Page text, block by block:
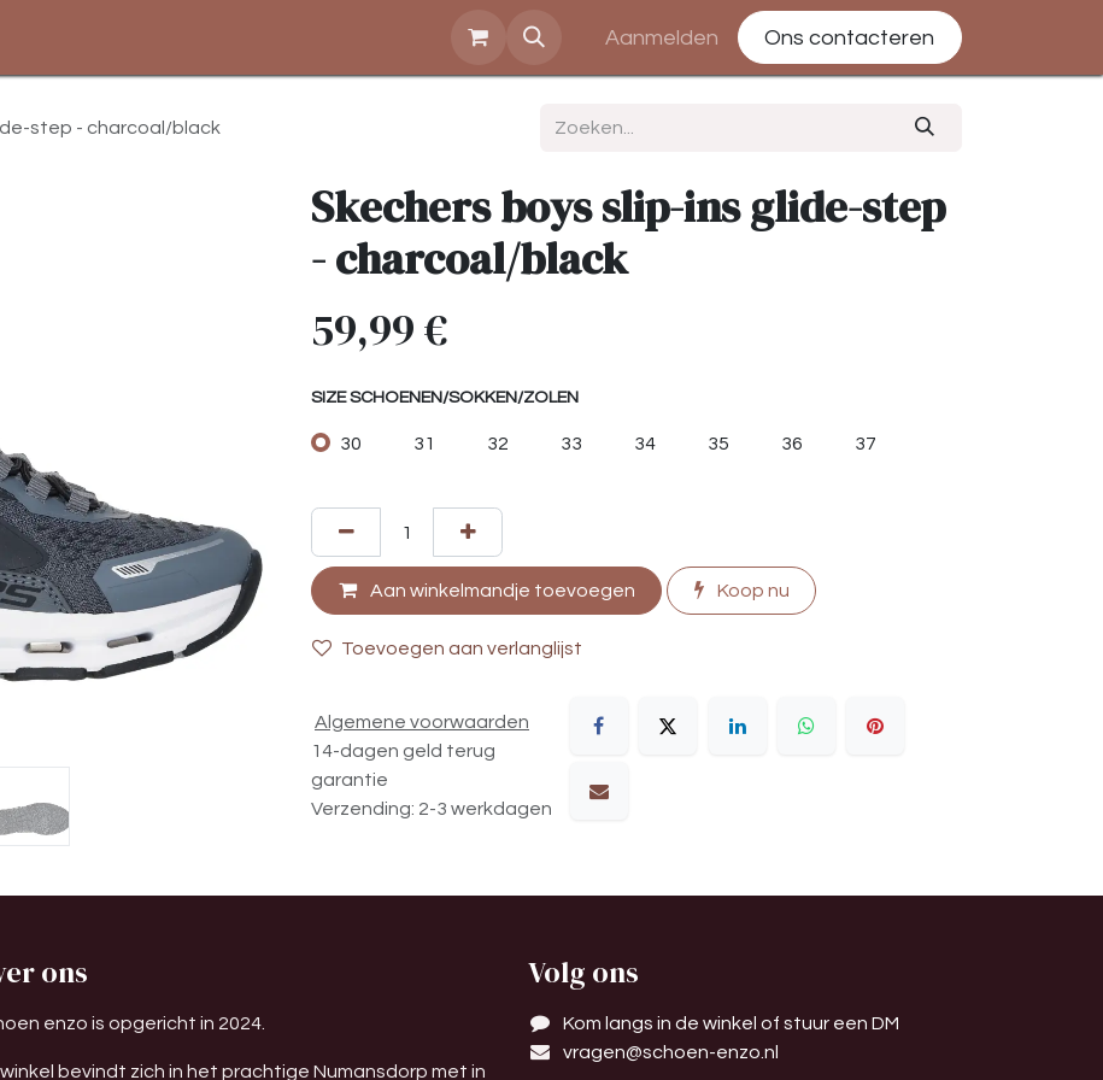
Shop Aanmelden Ons contacteren
step - charcoal/black
Skechers boys slip-ins glide-step
- charcoal/black
59,99€
SIZE SCHOENEN/SOKKEN/ZOLEN
30 31 32 33 34 35 36 37
Aan winkelmandje toevoegen Koop nu
Toevoegen aan verlanglijst
Algemene voorwaarden
14-dagen geld terug
garantie
Verzending: 2-3 werkdagen
Volg ons
Kom langs in de winkel of stuur een DM
vragen@schoen-enzo.nl
ons
enzo is opgericht in 2024.
bevindt zich in het prachtige Numansdorp met in